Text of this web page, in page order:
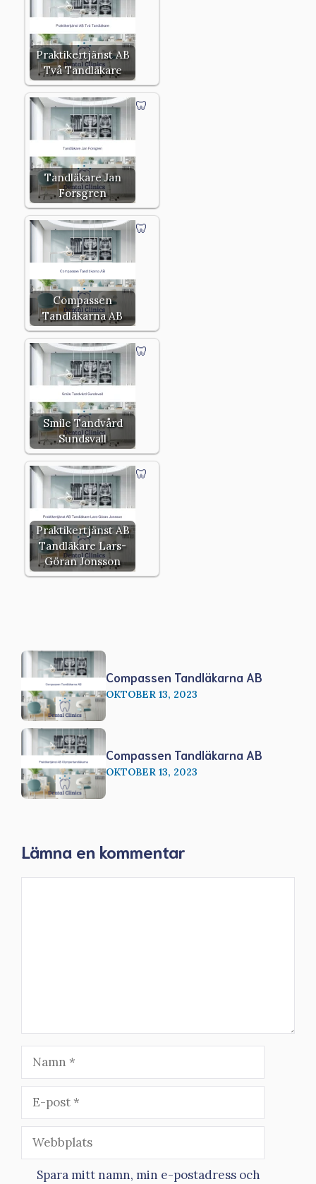
Praktikertjänst AB
Två Tandläkare
Tandläkare Jan
Forsgren
Compassen
Tandläkarna AB
Smile Tandvård
Sundsvall
Praktikertjänst AB
Tandläkare Lars-
Göran Jonsson
Compassen Tandläkarna AB
OKTOBER 13, 2023
Compassen Tandläkarna AB
OKTOBER 13, 2023
Lämna en kommentar
Namn
E-
post
Webbplats
Spara mitt namn, min e-postadress och